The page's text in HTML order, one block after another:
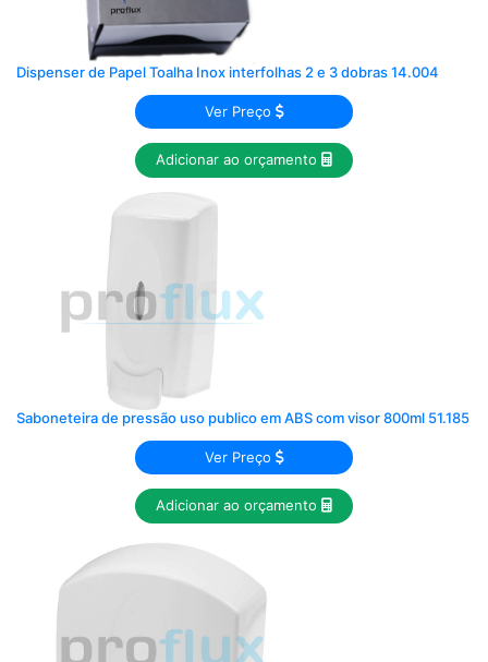
Dispenser de Papel Toalha Inox interfolhas 2 e 3 dobras 14.004
Ver Preço
Adicionar ao orçamento
Saboneteira de pressão uso publico em ABS com visor 800ml 51.185
Ver Preço
Adicionar ao orçamento